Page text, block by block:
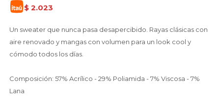
$ 2.023
Un sweater que nunca pasa desapercibido. Rayas clásicas con
aire renovado y mangas con volumen para un look cool y
cómodo todos los días.
Composición: 57% Acrílico - 29% Poliamida - 7% Viscosa - 7%
Lana